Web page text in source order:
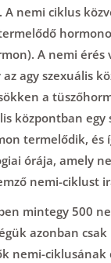
A nemi ciklus
A nemi érés
agy szexuális
a
központban egy
termelődik, és
órája, amely
nemi-ciklust
mintegy 500
azonban
nemi-ciklusának